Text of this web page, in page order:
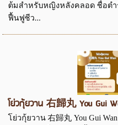
ต้มสำหรับหญิงหลังคลอด ชื่อตำ
ฟื้นฟูชีว...
โย่วกุ้ยวาน 右歸丸 You Gui
โย่วกุ้ยวาน 右歸丸 You Gui